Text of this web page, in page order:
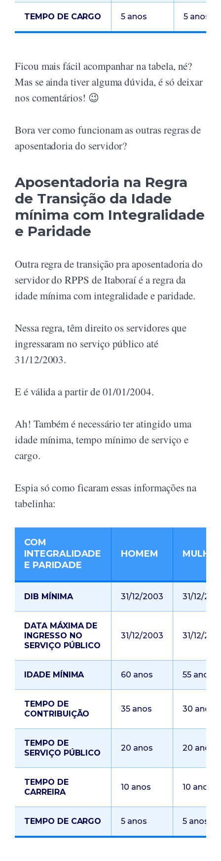
TEMPO DE CARGO 5 anos 5 anos
Ficou mais fácil acompanhar na tabela, né?
Mas se ainda tiver alguma dúvida, é só deixar
nos comentários! 😉
Bora ver como funcionam as outras regras de
aposentadoria do servidor?
Aposentadoria na Regra
de Transição da Idade
mínima com Integralidade
e Paridade
Outra regra de transição pra aposentadoria do
servidor do RPPS de Itaboraí é a regra da
idade mínima com integralidade e paridade.
Nessa regra, têm direito os servidores que
ingressaram no serviço público até
31/12/2003.
E é válida a partir de 01/01/2004.
Ah! Também é necessário ter atingido uma
idade mínima, tempo mínimo de serviço e
cargo.
Espia só como ficaram essas informações na
tabelinha:
COM
INTEGRALIDADE
E PARIDADE
HOMEM
DIB MÍNIMA 31/12/2003 31/12/
DATA MÁXIMA DE
INGRESSO NO
SERVIÇO PÚBLICO
31/12/2003 31/12/
IDADE MÍNIMA 60 anos 55 anos
TEMPO DE
CONTRIBUIÇÃO
35 anos 30 anos
TEMPO DE
SERVIÇO PÚBLICO
20 anos 20 anos
TEMPO DE
CARREIRA
10 anos 10 anos
TEMPO DE CARGO 5 anos 5 anos